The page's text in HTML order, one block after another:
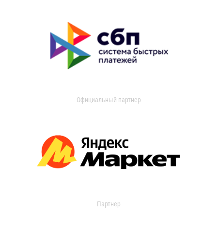
Официальный партнер
Партнер